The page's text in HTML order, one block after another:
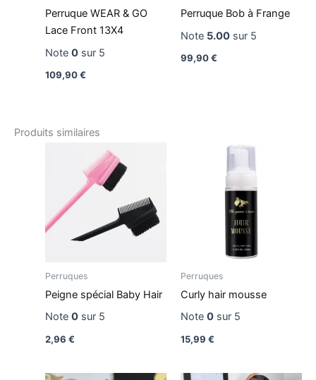
Perruque WEAR & GO
Lace Front 13X4
Note 0sur 5
109,90€
Perruque Bob à Frange
Note 5.00sur 5
99,90€
Produits similaires
Perruques
Peigne spécial Baby Hair
Note 0sur 5
2,96 €
Perruques
Curly hair mousse
Note 0sur 5
15,99 €